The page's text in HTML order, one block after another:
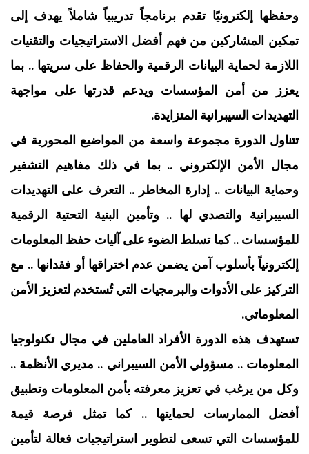
وحفظها إلكترونيًا تقدم برنامجاً تدريبياً شاملاً يهدف إلى
تمكين المشاركين من فهم أفضل الاستراتيجيات والتقنيات
اللازمة لحماية البيانات الرقمية والحفاظ على سريتها .. بما
يعزز من أمن المؤسسات ويدعم قدرتها على مواجهة
التهديدات السيبرانية المتزايدة.
تتناول الدورة مجموعة واسعة من المواضيع المحورية في
مجال الأمن الإلكتروني .. بما في ذلك مفاهيم التشفير
وحماية البيانات .. إدارة المخاطر .. التعرف على التهديدات
السيبرانية والتصدي لها .. وتأمين البنية التحتية الرقمية
للمؤسسات .. كما تسلط الضوء على آليات حفظ المعلومات
إلكترونياً بأسلوب آمن يضمن عدم اختراقها أو فقدانها .. مع
التركيز على الأدوات والبرمجيات التي تُستخدم لتعزيز الأمن
المعلوماتي.
تستهدف هذه الدورة الأفراد العاملين في مجال تكنولوجيا
المعلومات .. مسؤولي الأمن السيبراني .. مديري الأنظمة ..
وكل من يرغب في تعزيز معرفته بأمن المعلومات وتطبيق
أفضل الممارسات لحمايتها .. كما تمثل فرصة قيمة
للمؤسسات التي تسعى لتطوير استراتيجيات فعالة لتأمين